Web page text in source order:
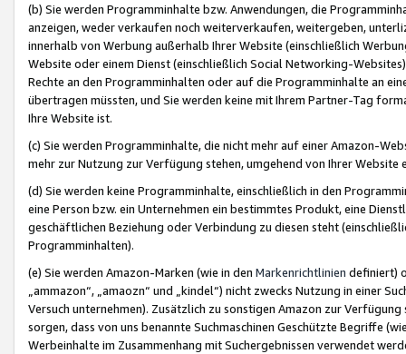
(b) Sie werden Programminhalte bzw. Anwendungen, die
anzeigen, weder verkaufen noch weiterverkaufen, weitergeben,
innerhalb von Werbung außerhalb Ihrer Website (einschließlich
Website oder einem Dienst (einschließlich Social Networking-
Rechte an den Programminhalten oder auf die Programminhalte an
übertragen müssten, und Sie werden keine mit Ihrem Partner-Tag
Ihre Website ist.
(c) Sie werden Programminhalte, die nicht mehr auf einer Amazon-
mehr zur Nutzung zur Verfügung stehen, umgehend von Ihrer
(d) Sie werden keine Programminhalte, einschließlich in den
eine Person bzw. ein Unternehmen ein bestimmtes Produkt, eine
geschäftlichen Beziehung oder Verbindung zu diesen steht
Programminhalten).
(e) Sie werden Amazon-Marken (wie in den Markenrichtlinien definiert)
„ammazon“, „amaozn“ und „kindel“) nicht zwecks Nutzung in einer
Versuch unternehmen). Zusätzlich zu sonstigen Amazon zur
sorgen, dass von uns benannte Suchmaschinen Geschützte Begriffe
Werbeinhalte im Zusammenhang mit Suchergebnissen verwendet